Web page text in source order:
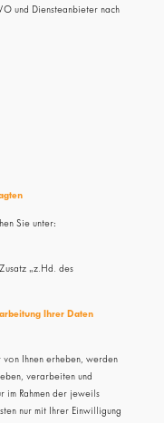
und Diensteanbieter nach
Sie unter:
„z.Hd. des
Ihrer Daten
Ihnen erheben, werden
verarbeiten und
im Rahmen der jeweils
nur mit Ihrer Einwilligung